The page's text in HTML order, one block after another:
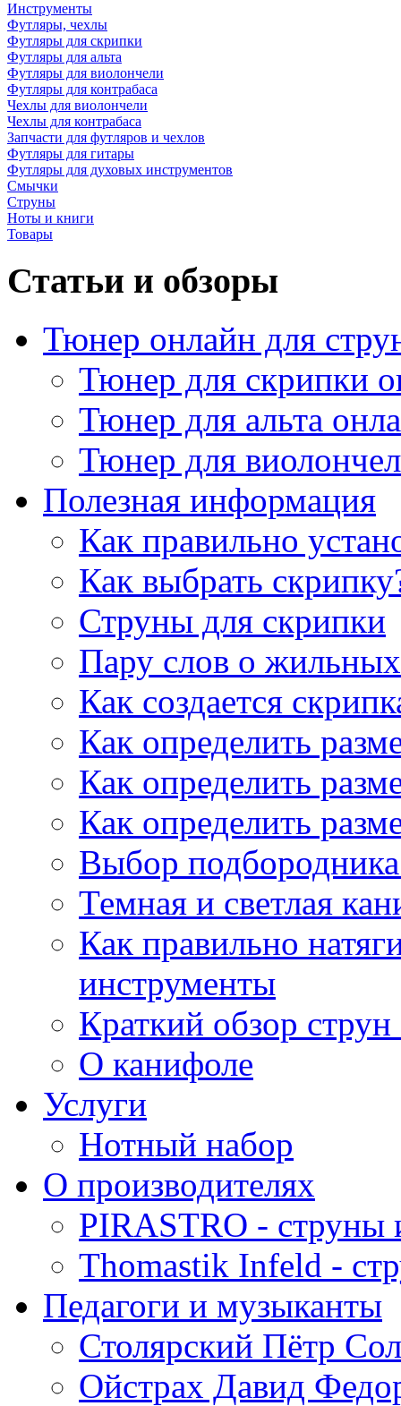
Инструменты
Футляры, чехлы
Футляры для скрипки
Футляры для альта
Футляры для виолончели
Футляры для контрабаса
Чехлы для виолончели
Чехлы для контрабаса
Запчасти для футляров и чехлов
Футляры для гитары
Футляры для духовых инструментов
Смычки
Струны
Ноты и книги
Товары
Статьи и обзоры
Тюнер онлайн для
Тюнер для скрипки
Тюнер для альта
Тюнер для
Полезная информация
Как правильно
Как выбрать
Струны для скрипки
Пару слов о
Как создается
Как определить
Как определить
Как определить
Выбор
Темная и светлая
Как правильно
инструменты
Краткий обзор
О канифоле
Услуги
Нотный набор
О производителях
PIRASTRO - струны
Thomastik Infeld -
Педагоги и музыканты
Столярский Пётр
Ойстрах Давид